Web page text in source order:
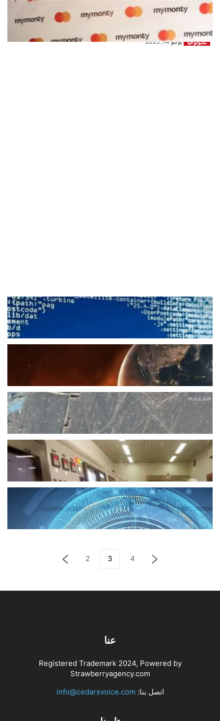
تعاون بين ماستركارد وMyMonty
لتسريع اعتماد المدفوعات الرقمية وتعزيز
الشمول المالي...
تكنولوجيا يوليو 14, 2025
تحذير عاجل من غوغل ومايكروسوفت:
أوقفوا استخدام كلمات المرور فوراً
تكنولوجيا يوليو 13, 2025
تحذير من انبعاثات بلازما شمسية كبيرة قد
تؤثر على الأرض
تكنولوجيا يوليو 8, 2025
ما هي المنشآت الرئيسية في برنامج إيران
تكنولوجيا
إذا فجّرت إيران مفاعل ديمونا: لبنان
ورعب الإشعاعات النووية
*“رجال إكس” على أبواب الواقع: مشروع
تكنولوجي لتحويل الإنسان إلى كائن...
تكنولوجيا يونيو 9, 2025
2 3 4
عنا
Registered Trademark 2024, Powered by
Strawberryagency.com
اتصل بنا: info@cedarsvoice.com